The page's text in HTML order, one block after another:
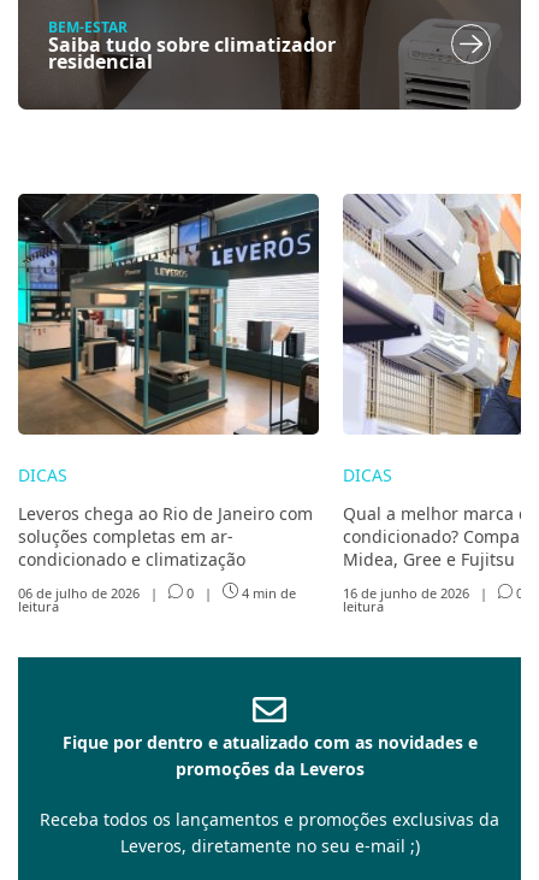
BEM-ESTAR
Saiba tudo sobre climatizador
residencial
DICAS
Leveros chega ao Rio de Janeiro com
soluções completas em ar-
condicionado e climatização
06 de julho de 2026 | 0 | 4 min de
leitura
DICAS
Qual a melhor marca
condicionado?
Midea, Gree e Fujitsu
16 de junho de 2026 | 0
leitura
Fique por dentro e atualizado com as novidades e
promoções da Leveros
Receba todos os lançamentos e promoções exclusivas da
Leveros, diretamente no seu e-mail ;)